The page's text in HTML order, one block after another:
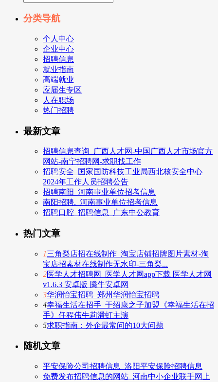
分类导航
个人中心
企业中心
招聘信息
就业指南
高端就业
应届生专区
人在职场
热门招聘
最新文章
招聘信息查询_广西人才网-中国广西人才市场官方
网站-南宁招聘网-求职找工作
招聘安全_国家国防科技工业局西北核安全中心
2024年工作人员招聘公告
招聘南阳_河南事业单位招考信息
南阳招聘._河南事业单位招考信息
招聘口腔_招聘信息_广东中公教育
热门文章
1三角梨店招在线制作_淘宝店铺招牌图片素材-淘
宝店招素材在线制作无水印-三角梨...
2医学人才招聘网_医学人才网app下载 医学人才网
v1.6.3 安卓版 腾牛安卓网
3华润怡宝招聘_郑州华润怡宝招聘
4幸福生活在招手_于绍康之子加盟《幸福生活在招
手》任程伟牛莉潘虹主演
5求职指南：外企最常问的10大问题
随机文章
平安保险公司招聘信息_洛阳平安保险招聘信息
免费发布招聘信息的网站_河南中小企业联手网上